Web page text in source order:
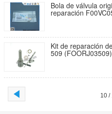
Bola de válvula
reparación
Kit de reparación
509 (FOORJ03509)
10 /